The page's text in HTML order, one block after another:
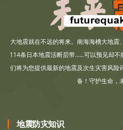
大地震就在不远的将来。南海海槽大地震
114条日本地震活断层带......可以预见却
们将为您提供最新的地震及次生灾害风
备！守护生命，
地震防灾知识